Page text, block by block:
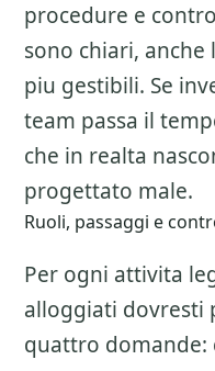
procedure e
sono chiari, anche
piu gestibili. Se
team passa il
che in realta
progettato male.
Ruoli, passaggi e
Per ogni attivita
alloggiati dovresti
quattro domande: